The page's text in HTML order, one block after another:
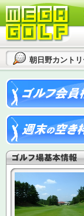
朝日野カント